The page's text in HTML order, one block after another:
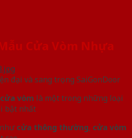
Cửa Vòm Nhựa
đại và sang trọng SaiGonDoor
cửa vòm là một trong những loại
bật nhất
cửa thông thường, cửa vòm